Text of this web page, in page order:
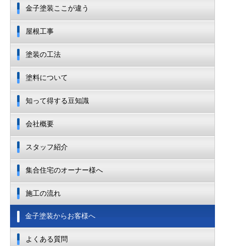
金子塗装ここが違う
屋根工事
塗装の工法
塗料について
知って得する豆知識
会社概要
スタッフ紹介
集合住宅のオーナー様へ
施工の流れ
金子塗装からお客様へ
よくある質問